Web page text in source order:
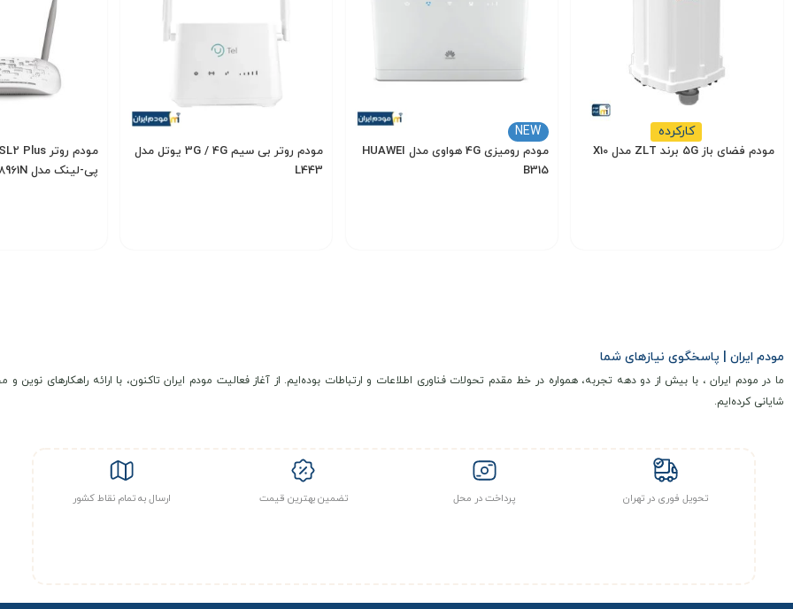
کارکرده
مودم فضای باز 5G برند ZLT مدل X10
NEW
مودم رومیزی 4G هواوی مدل HUAWEI
B315
مودم روتر بی سیم 3G / 4G یوتل مدل
L443
پی-لینک مدل TD-W8961N
مودم ایران | پاسخگوی نیازهای شما
ما در مودم ایران ، با بیش از دو دهه تجربه، همواره در خط مقدم تحولات فناوری اطلاعات و ارتباطات بوده‌ایم. از آغاز فعالیت مودم ایران تاکنون، با ارائه راهکارهای
شایانی کرده‌ایم.
تحویل فوری در تهران پرداخت در محل تضمین بهترین قیمت ارسال به تمام نقاط کشور